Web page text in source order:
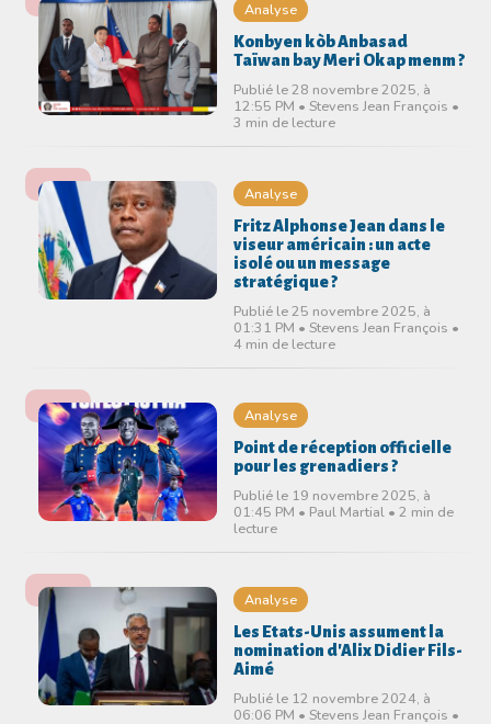
Analyse
Konbyen kòb Anbasad
Taïwan bay Meri Okap menm ?
Publié le 28 novembre 2025, à
12:55 PM • Stevens Jean François •
3 min de lecture
Analyse
Fritz Alphonse Jean dans le
viseur américain : un acte
isolé ou un message
stratégique ?
Publié le 25 novembre 2025, à
01:31 PM • Stevens Jean François •
4 min de lecture
Analyse
Point de réception officielle
pour les grenadiers ?
Publié le 19 novembre 2025, à
01:45 PM • Paul Martial • 2 min de
lecture
Analyse
Les Etats-Unis assument la
nomination d'Alix Didier Fils-
Aimé
Publié le 12 novembre 2024, à
06:06 PM • Stevens Jean François •